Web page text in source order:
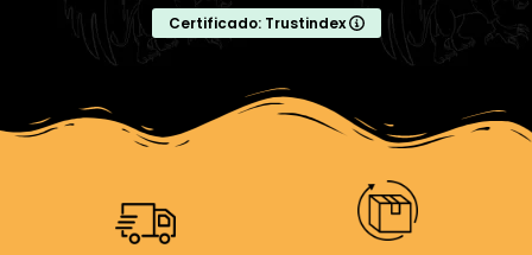
Certificado: Trustindex